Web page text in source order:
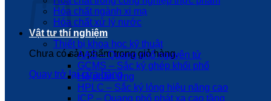
Chưa có sản phẩm trong giỏ hàng.
Quay trở lại cửa hàng
Hóa chất ngành xi mạ
Hóa chất xử lý nước
Vật tư thí nghiệm
Thiết bị khoa học kỹ thuật
AAS – Quang phổ nguyên tử
GCMS – Sắc ký ghép khối phổ
Hệ phản ứng
HPLC – Sắc ký lỏng hiệu năng cao
ICP – Quang phổ phát xạ cao tầng